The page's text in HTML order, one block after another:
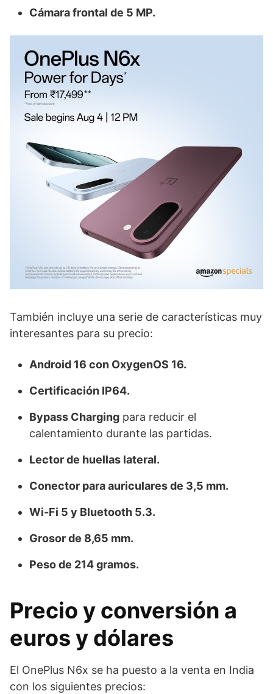
Cámara frontal de 5 MP.
También incluye una serie de características muy
interesantes para su precio:
Android 16 con OxygenOS 16.
Certificación IP64.
Bypass Charging para reducir el
calentamiento durante las partidas.
Lector de huellas lateral.
Conector para auriculares de 3,5 mm.
Wi-Fi 5 y Bluetooth 5.3.
Grosor de 8,65 mm.
Peso de 214 gramos.
Precio y conversión a
euros y dólares
El OnePlus N6x se ha puesto a la venta en India
con los siguientes precios: